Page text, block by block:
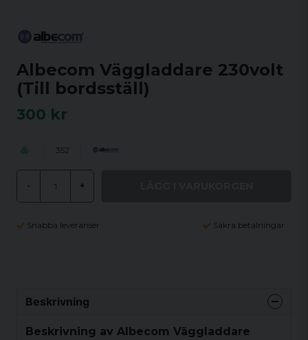
Albecom Väggladdare 230volt
(Till bordsställ)
300 kr
352
- +
Snabba leveranser Säkra betalningar
Beskrivning
Beskrivning av Albecom Väggladdare